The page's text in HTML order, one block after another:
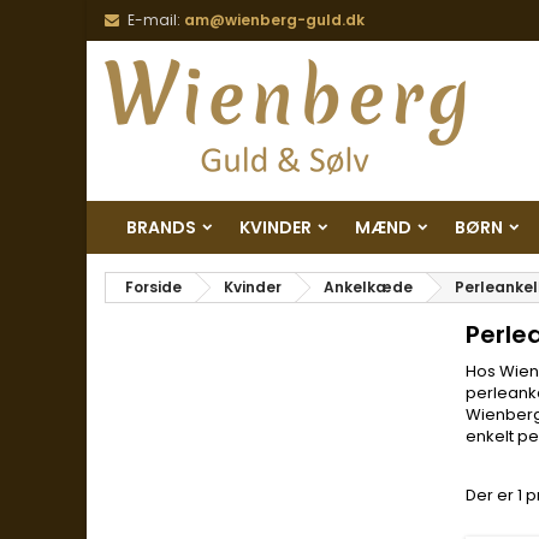
E-mail: am@wienberg-guld.dk
BRANDS KVINDER MÆND BØRN
Forside Kvinder Ankelkæde
Hos
enkelt
Der er 1